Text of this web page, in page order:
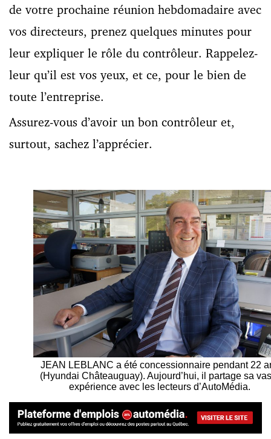
de votre prochaine réunion hebdomadaire avec
vos directeurs, prenez quelques minutes pour
leur expliquer le rôle du contrôleur. Rappelez-
leur qu’il est vos yeux, et ce, pour le bien de
toute l’entreprise.
Assurez-vous d’avoir un bon contrôleur et,
surtout, sachez l’apprécier.
JEAN LEBLANC a été concessionnaire pendant 22
(Hyundai Châteauguay). Aujourd’hui, il partage sa
expérience avec les lecteurs d’AutoMédia.